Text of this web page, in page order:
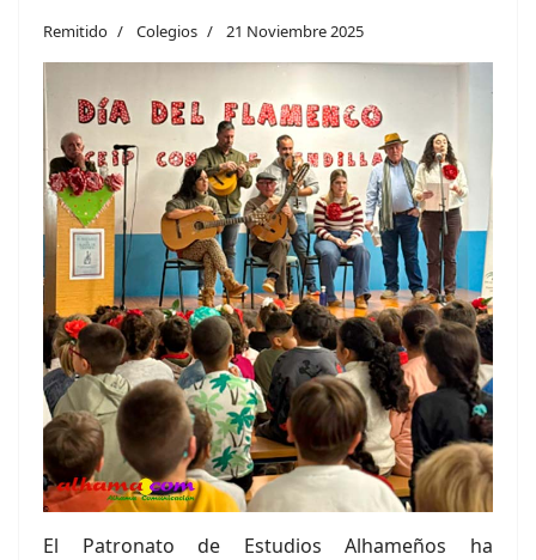
Remitido Colegios 21 Noviembre 2025
El Patronato de Estudios Alhameños ha